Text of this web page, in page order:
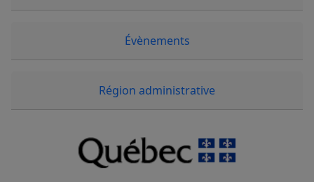
Évènements
Région administrative